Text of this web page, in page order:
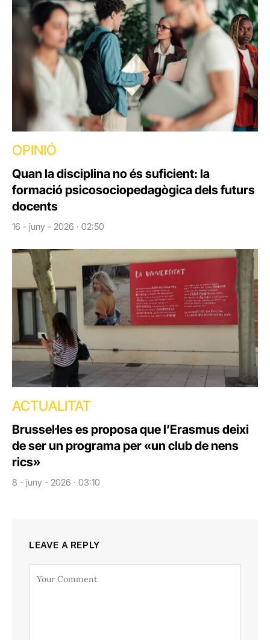
OPINIÓ
Quan la disciplina no és suficient: la
formació psicosociopedagògica dels futurs
docents
16 - juny - 2026 · 02:50
ACTUALITAT
Brussel·les es proposa que l’Erasmus deixi
de ser un programa per «un club de nens
rics»
8 - juny - 2026 · 03:10
LEAVE A REPLY